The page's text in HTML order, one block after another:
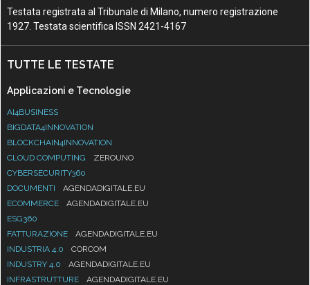
Testata registrata al Tribunale di Milano, numero registrazione
1927. Testata scientifica ISSN 2421-4167
TUTTE LE TESTATE
Applicazioni e Tecnologie
AI4BUSINESS
BIGDATA4INNOVATION
BLOCKCHAIN4INNOVATION
CLOUD COMPUTING
ZEROUNO
CYBERSECURITY360
DOCUMENTI
AGENDADIGITALE.EU
ECOMMERCE
AGENDADIGITALE.EU
ESG360
FATTURAZIONE
AGENDADIGITALE.EU
INDUSTRIA 4.0
CORCOM
INDUSTRY 4.0
AGENDADIGITALE.EU
INFRASTRUTTURE
AGENDADIGITALE.EU